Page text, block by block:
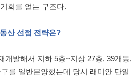
회를 얻는 구조다.
산 선점 전략은?
개발해서 지하 5층~지상 27층, 39개동,
를 일반분양했는데 당시 래미안 단일